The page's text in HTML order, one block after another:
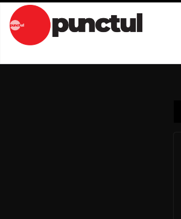
Sari
conținut